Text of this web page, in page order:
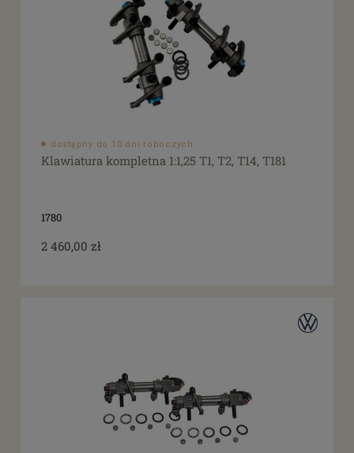
dostępny do 10 dni roboczych
Klawiatura kompletna 1:1,25 T1, T2, T14, T181
1780
2 460,00 zł